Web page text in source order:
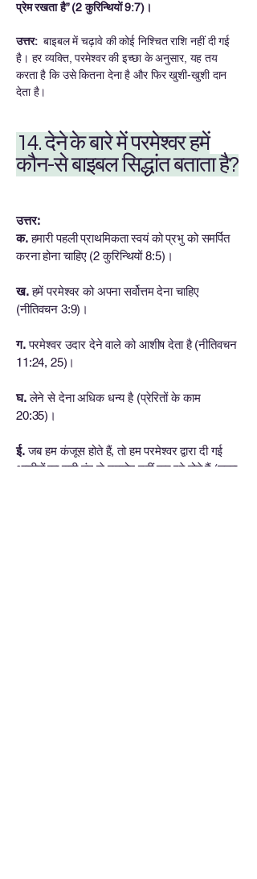
प्रेम रखता है” (2 कुरिन्थियों 9:7)।
उत्तर:बाइबल में चढ़ावे की कोई निश्चित राशि नहीं दी गई
है। हर व्यक्ति, परमेश्वर की इच्छा के अनुसार, यह तय
करता है कि उसे कितना देना है और फिर खुशी-खुशी दान
देता है।
14. देने के बारे में परमेश्‍वर हमें
कौन-से बाइबल सिद्धांत बताता है?
उत्तर:
क.हमारी पहली प्राथमिकता स्वयं को प्रभु को समर्पित
करना होना चाहिए (2 कुरिन्थियों 8:5)।
ख.हमें परमेश्वर को अपना सर्वोत्तम देना चाहिए
(नीतिवचन 3:9)।
ग.परमेश्वर उदार देने वाले को आशीष देता है (नीतिवचन
11:24, 25)।
घ.लेने से देना अधिक धन्य है (प्रेरितों के काम
20:35)।
ई.जब हम कंजूस होते हैं, तो हम परमेश्वर द्वारा दी गई
आशीषों का सही ढंग से उपयोग नहीं कर रहे होते हैं (लूका